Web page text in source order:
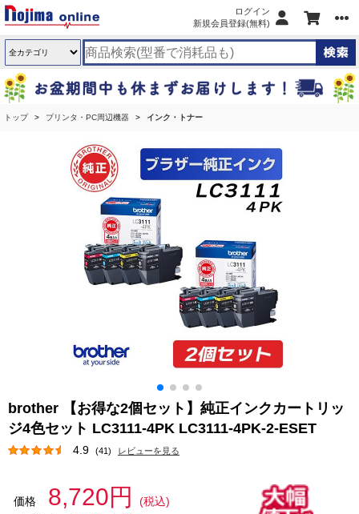
ログイン
新規会員登録(無料)
トップ プリンタ・PC周辺機器 インク・トナー
brother 【お得な2個セット】純正インクカートリッ
ジ4色セット LC3111-4PK LC3111-4PK-2-ESET
4.9 (41) レビューを見る
価格 8,720円
(税込)